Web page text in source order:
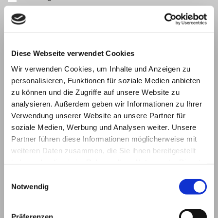
Diese Webseite verwendet Cookies
Wir verwenden Cookies, um Inhalte und Anzeigen zu
personalisieren, Funktionen für soziale Medien anbieten
zu können und die Zugriffe auf unsere Website zu
analysieren. Außerdem geben wir Informationen zu Ihrer
Verwendung unserer Website an unsere Partner für
soziale Medien, Werbung und Analysen weiter. Unsere
Partner führen diese Informationen möglicherweise mit
weiteren Daten zusammen, die Sie ihnen bereitgestellt
Notwendig
Fahrzeug ist vollständig
Fahrzeug ist zugänglich für einen LKW
ja
nein
Bilder vom Fahrzeug
Datei wählen
Keine Datei ausgewählt
Bemerkung*
Verwertungsnachweis zu erstellen, benötigen wir